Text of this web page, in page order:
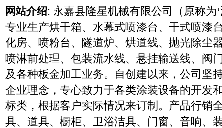
网站介绍: 永嘉县隆星机械有限公司（原称为
专业生产烘干箱、水幕式喷漆台、干式喷漆
化房、喷粉台、隧道炉、烘道线、抛光除尘
喷淋前处理、包装流水线、悬挂输送线、阀
及各种板金加工业务。自创建以来，公司坚
企业理念，专心致力于各类涂装设备的开发
标类，根据客户实际情况来订制。产品行销
具、道具、橱柜、卫浴洁具、门窗、音响、